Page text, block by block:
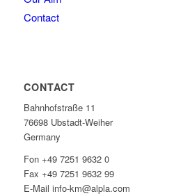
Contact
CONTACT
Bahnhofstraße 11
76698 Ubstadt-Weiher
Germany
Fon +49 7251 9632 0
Fax +49 7251 9632 99
E-Mail info-km@alpla.com